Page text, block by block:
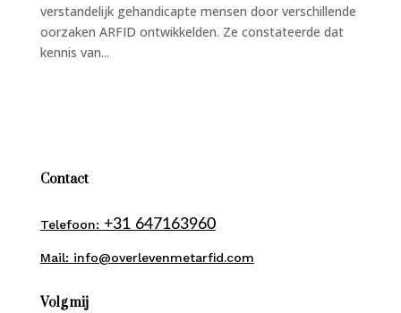
verstandelijk gehandicapte mensen door verschillende
oorzaken ARFID ontwikkelden. Ze constateerde dat
kennis van...
Contact
Telefoon: +31 647163960
Mail: info@overlevenmetarfid.com
Volg mij